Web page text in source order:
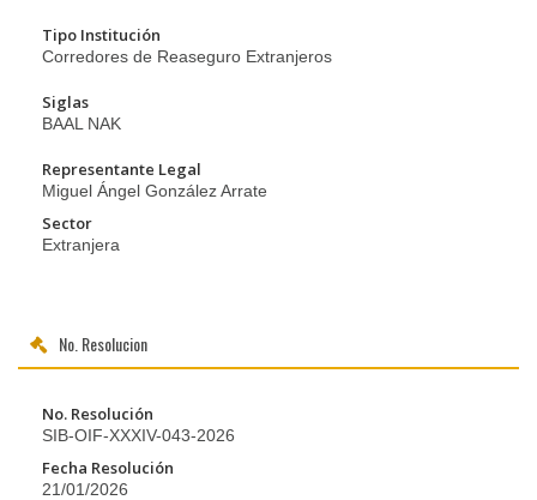
Tipo Institución
Corredores de Reaseguro Extranjeros
Siglas
BAAL NAK
Representante Legal
Miguel Ángel González Arrate
Sector
Extranjera
No. Resolucion
No. Resolución
SIB-OIF-XXXIV-043-2026
Fecha Resolución
21/01/2026